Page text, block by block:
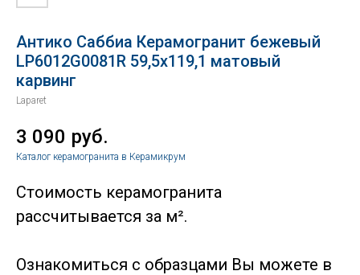
Антико Саббиа Керамогранит бежевый
LP6012G0081R 59,5х119,1 матовый
карвинг
Laparet
3 090 руб.
Каталог керамогранита в Керамикрум
Стоимость керамогранита
рассчитывается за м².
Ознакомиться с образцами Вы можете в